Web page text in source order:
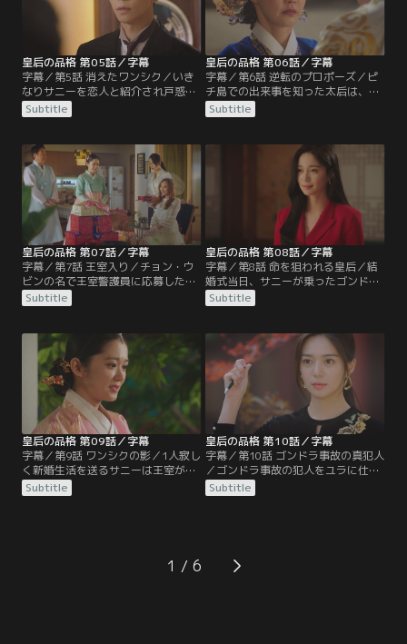
皇后の品格 第05話／字幕
字幕／第5話 消えたワンシク／いき
なりサニーを恋人と紹介され戸惑う
ヒョクは、太后がサニーの実家にお
金を渡したと聞き、ますます嫌気が
倒れていたワンシクをある男が発
見。そこへピルジュがワンシクを捜
しに来る。
Subtitle
皇后の品格 第06話／字幕
字幕／第6話 逆転のプロポーズ／ピ
チ島での出来事を知った太后は、ユ
ラを刑務所に送りたくなければサニ
ーと結婚しろとヒョクを脅す。一
クへの復讐心を燃やしていたワンシ
クは、テレビで王室警護員募集の告
Subtitle
皇后の品格 第07話／字幕
字幕／第7話 王室入り／チョン・ウ
ビンの名で王室警護員に応募したワ
ンシクはヒョクのお眼鏡にかない皇
帝と皇后の警護員に取り立てられ
ヒョクとサニーの結婚準備を進める
が、ヒョクは結納にも姿を見せなか
った。
Subtitle
皇后の品格 第08話／字幕
字幕／第8話 命を狙われる皇后／結
婚式当日、サニーが乗ったゴンドラ
が突然故障してサニーが宙づりにな
り、王室の人間は誰1人助けようと
事故が何者かの陰謀だと知った太皇
太后はユラにサニーをしっかり守る
よう指示する。
Subtitle
皇后の品格 第09話／字幕
字幕／第9話 ワンシクの影／1人寂し
く新婚生活を送るサニーは王室が決
めた“初夜”の日を迎えるが、この日
も皇帝は行けないと連絡を寄こす。
Subtitle
皇后の品格 第10話／字幕
字幕／第10話 ゴンドラ事故の真犯人
／ゴンドラ事故の犯人をユラに仕立
てようとする太后に対し、ユラは太
后が嘘の証言をさせた証拠を突きつ
権を要求する。
Subtitle
1